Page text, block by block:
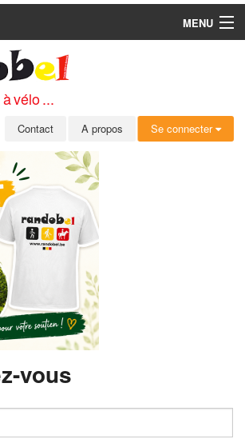
MENU
vélo ...
Contact A propos Se connecter
vous